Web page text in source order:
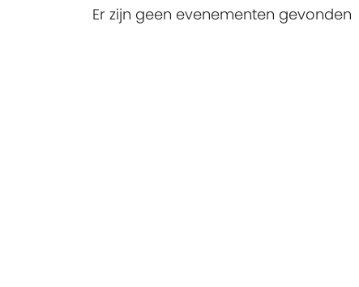
Er zijn geen evenementen gevonden